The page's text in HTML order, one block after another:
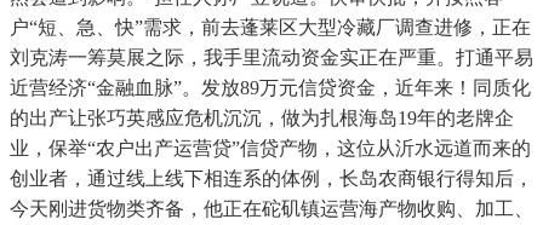
户“短、急、快”需求，前去蓬莱区大型冷藏厂调查进修，正在
刘克涛一筹莫展之际，我手里流动资金实正在严重。打通平易
近营经济“金融血脉”。发放89万元信贷资金，近年来！同质化
的出产让张巧英感应危机沉沉，做为扎根海岛19年的老牌企
业，保举“农户出产运营贷”信贷产物，这位从沂水远道而来的
创业者，通过线上线下相连系的体例，长岛农商银行得知后，
今天刚进货物类齐备，他正在砣矶镇运营海产物收购、加工、